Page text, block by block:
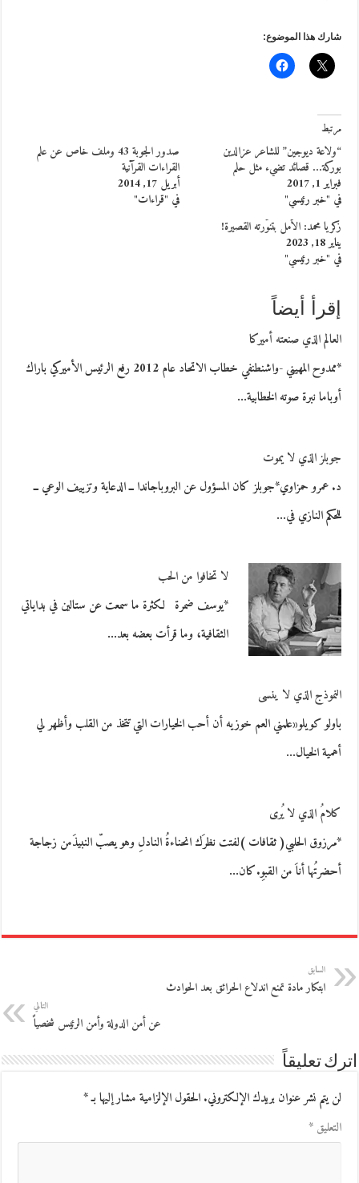
شارك هذا الموضوع:
مرتبط
“ولاعة ديوجين” للشاعر عزالدين
بوركة… قصائد تضيء مثل حلم
فبراير 1, 2017
في "خبر رئيسي"
صدور الجوبة 43 وملف خاص عن علم
القراءات القرآنية
أبريل 17, 2014
في "قراءات"
زكريا محمد: الأمل بتنوُّرته القصيرة!
يناير 18, 2023
في "خبر رئيسي"
إقرأ أيضاً
العالم الذي صنعته أميركا
*ممدوح المهيني -واشنطنفي خطاب الاتحاد عام 2012 رفع الرئيس الأميركي باراك
أوباما نبرة صوته الخطابية…
جوبلز الذي لا يموت
د. عمرو حمزاوي*جوبلز كان المسؤول عن البروباجاندا ــ الدعاية وتزييف الوعي ــ
للحكم النازي في…
لا تخافوا من الحب
*يوسف ضمرة لكثرة ما سمعت عن ستالين في بداياتي
الثقافية، وما قرأت بعضه بعد…
النموذج الذي لا ينسى
باولو كويلو«علمني العم خوزيه أن أحب الخيارات التي تتخذ من القلب وأظهر لي
أهمية الخيال…
كلامُ الذي لا يُرى
*مرزوق الحلبي( ثقافات )لفتت نظرَك انحناءةُ النادلِ وهو يصبّ النبيذَمن زجاجة
أحضرتُها أناَ من القبوِ.كان…
السابق
ابتكار مادة تمنع اندلاع الحرائق بعد الحوادث
التالي
عن أمن الدولة وأمن الرئيس شخصياً
اترك تعليقاً
لن يتم نشر عنوان بريدك الإلكتروني.الحقول الإلزامية مشار إليها بـ*
التعليق*